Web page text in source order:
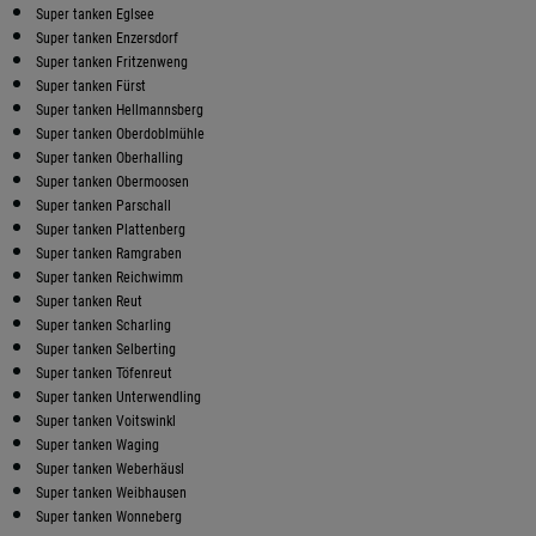
Super tanken Eglsee
Super tanken Enzersdorf
Super tanken Fritzenweng
Super tanken Fürst
Super tanken Hellmannsberg
Super tanken Oberdoblmühle
Super tanken Oberhalling
Super tanken Obermoosen
Super tanken Parschall
Super tanken Plattenberg
Super tanken Ramgraben
Super tanken Reichwimm
Super tanken Reut
Super tanken Scharling
Super tanken Selberting
Super tanken Töfenreut
Super tanken Unterwendling
Super tanken Voitswinkl
Super tanken Waging
Super tanken Weberhäusl
Super tanken Weibhausen
Super tanken Wonneberg